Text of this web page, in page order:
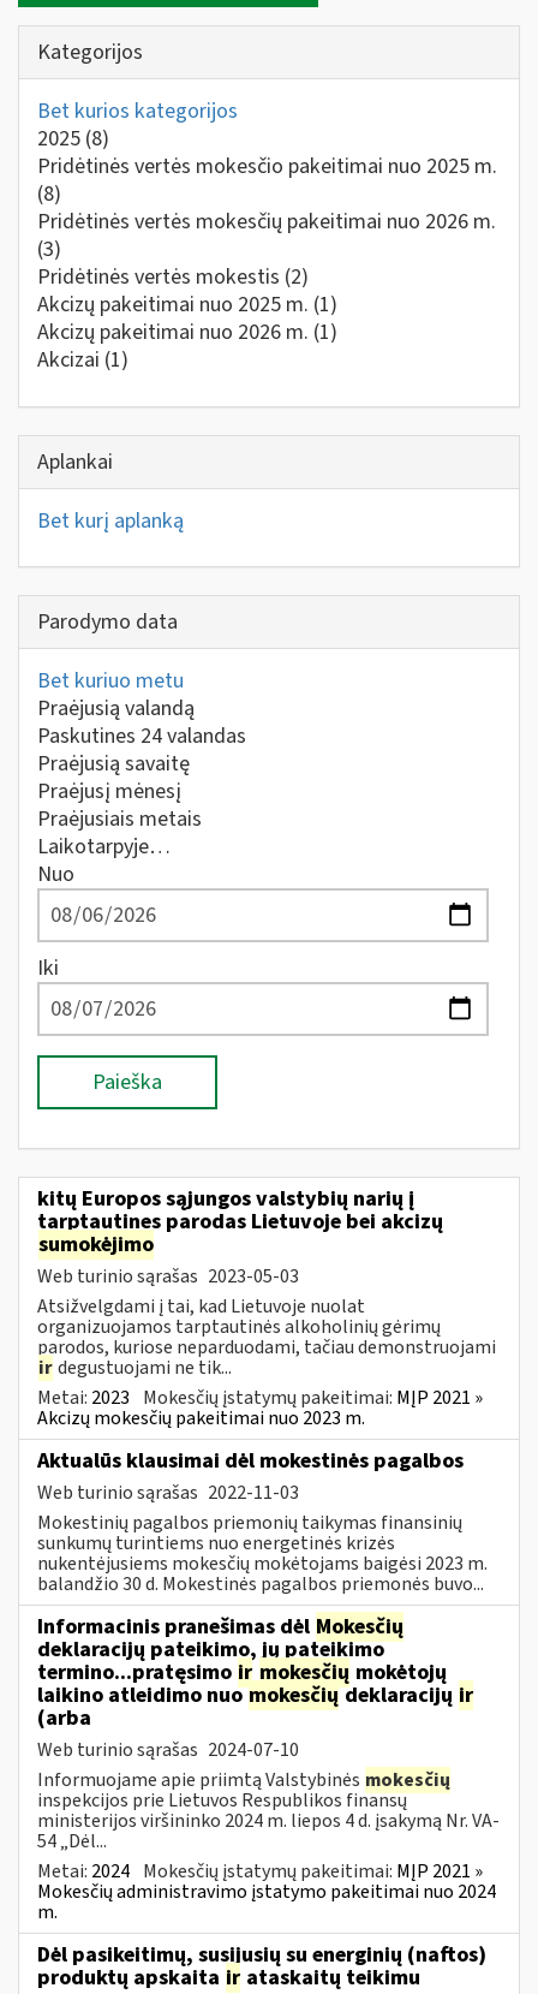
Kategorijos
Bet kurios kategorijos
2025 (8)
Pridėtinės vertės mokesčio pakeitimai nuo 2025 m.
(8)
Pridėtinės vertės mokesčių pakeitimai nuo 2026 m.
(3)
Pridėtinės vertės mokestis (2)
Akcizų pakeitimai nuo 2025 m. (1)
Akcizų pakeitimai nuo 2026 m. (1)
Akcizai (1)
Aplankai
Bet kurį aplanką
Parodymo data
Bet kuriuo metu
Praėjusią valandą
Paskutines 24 valandas
Praėjusią savaitę
Praėjusį mėnesį
Praėjusiais metais
Laikotarpyje…
Nuo
Iki
Paieška
kitų Europos sąjungos valstybių narių į
tarptautines parodas Lietuvoje bei akcizų
sumokėjimo
Web turinio sąrašas 2023-05-03
Atsižvelgdami į tai, kad Lietuvoje nuolat
organizuojamos tarptautinės alkoholinių gėrimų
parodos, kuriose neparduodami, tačiau demonstruojami
irdegustuojami ne tik...
Metai: 2023 Mokesčių įstatymų pakeitimai: MĮP 2021 »
Akcizų mokesčių pakeitimai nuo 2023 m.
Aktualūs klausimai dėl mokestinės pagalbos
Web turinio sąrašas 2022-11-03
Mokestinių pagalbos priemonių taikymas finansinių
sunkumų turintiems nuo energetinės krizės
nukentėjusiems mokesčių mokėtojams baigėsi 2023 m.
balandžio 30 d. Mokestinės pagalbos priemonės buvo...
Informacinis pranešimas dėl Mokesčių
deklaracijų pateikimo, jų pateikimo
termino...pratęsimo ir mokesčių mokėtojų
laikino atleidimo nuomokesčiųdeklaracijų ir
(arba
Web turinio sąrašas 2024-07-10
Informuojame apie priimtą Valstybinės mokesčių
inspekcijos prie Lietuvos Respublikos finansų
ministerijos viršininko 2024 m. liepos 4 d. įsakymą Nr. VA-
54 „Dėl...
Metai: 2024 Mokesčių įstatymų pakeitimai: MĮP 2021 »
Mokesčių administravimo įstatymo pakeitimai nuo 2024
m.
Dėl pasikeitimų, susijusių su energinių (naftos)
produktų apskaita ir ataskaitų teikimu